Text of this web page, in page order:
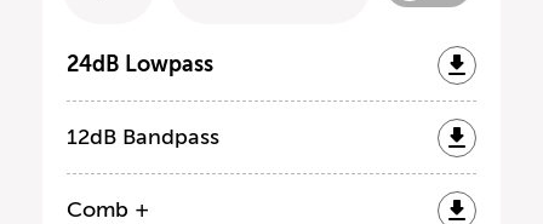
24dB Lowpass
12dB Bandpass
Comb +